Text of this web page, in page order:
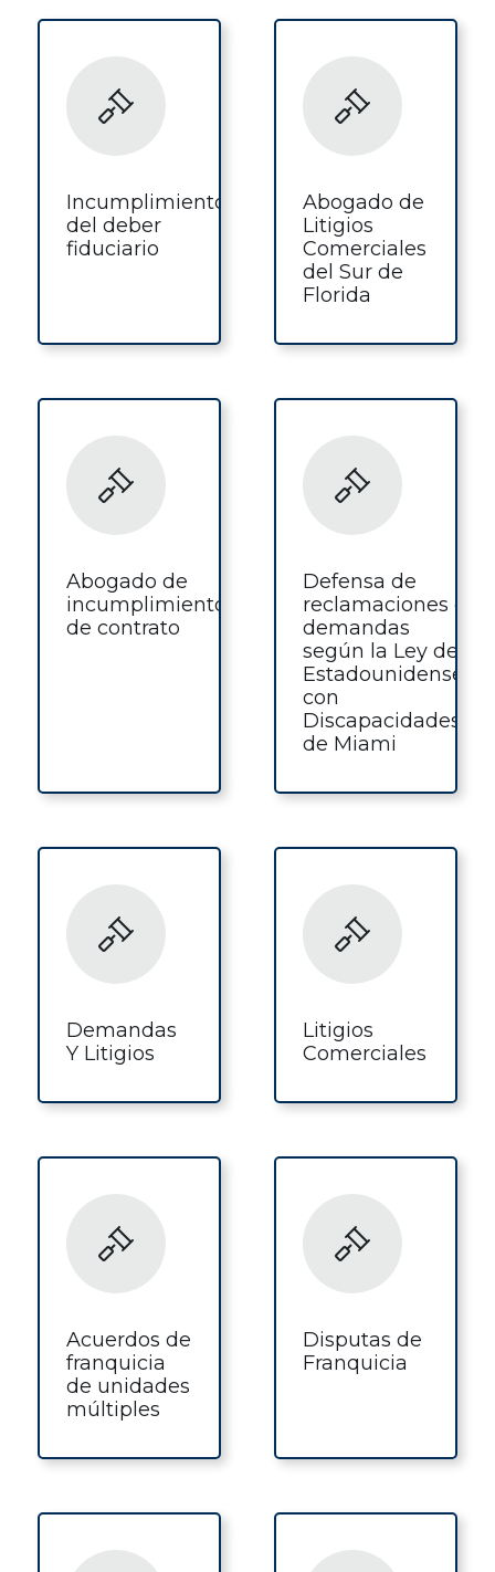
Incumplimiento
del deber
fiduciario
Abogado de
Litigios
Comerciales
del Sur de
Florida
Abogado de
incumplimiento
de contrato
Defensa de
reclamaciones o
demandas
según la Ley de
Estadounidenses
con
Discapacidades
de Miami
Demandas
Y Litigios
Litigios
Comerciales
Acuerdos de
franquicia
de unidades
múltiples
Disputas de
Franquicia